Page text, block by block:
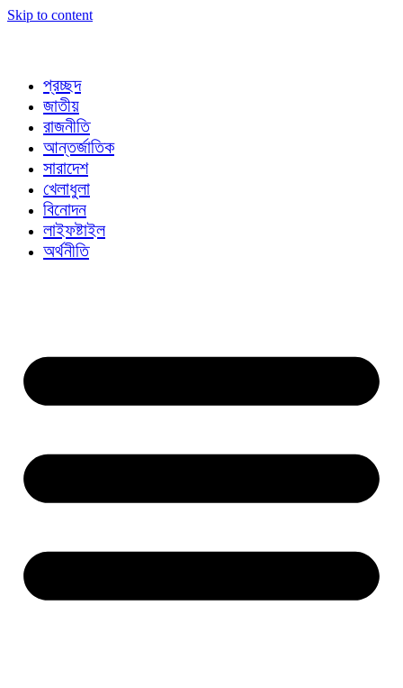
Skip to content
প্রচ্ছদ
জাতীয়
রাজনীতি
আন্তর্জাতিক
সারাদেশ
খেলাধুলা
বিনোদন
লাইফষ্টাইল
অর্থনীতি